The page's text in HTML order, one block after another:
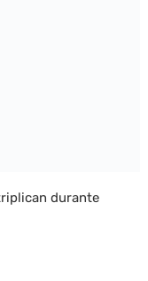
durante